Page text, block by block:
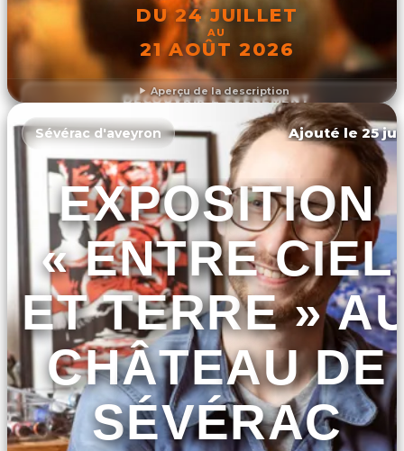
Aperçu de la description
DU 24 JUILLET
AU
21 AOÛT 2026
DÉCOUVRIR L'ÉVÉNEMENT
Sévérac d'aveyron Ajouté le 25
EXPOSITION
« ENTRE CIEL
ET TERRE »
CHÂTEAU DE
SÉVÉRAC